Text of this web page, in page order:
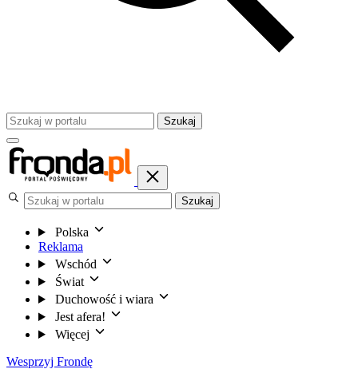
Szukaj
Szukaj
Polska
Reklama
Wschód
Świat
Duchowość i wiara
Jest afera!
Więcej
Wesprzyj Frondę